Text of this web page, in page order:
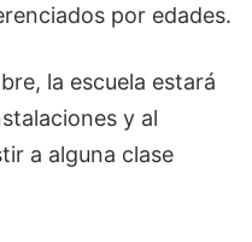
por edades.
la escuela estará
y al
a alguna clase